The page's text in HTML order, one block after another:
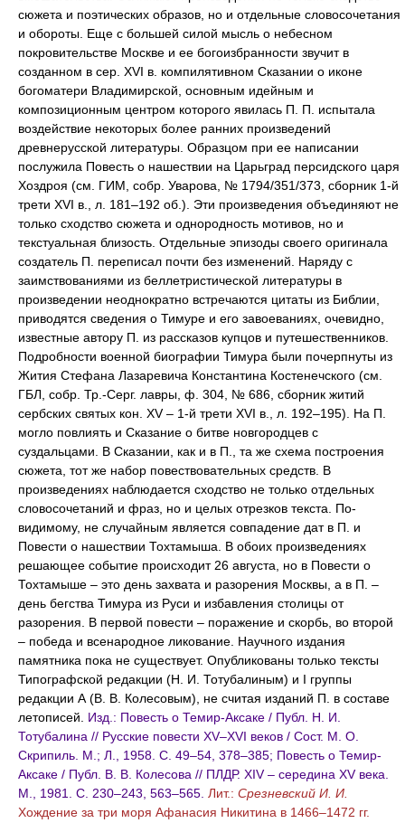
сюжета и поэтических образов, но и отдельные словосочетания
и обороты. Еще с большей силой мысль о небесном
покровительстве Москве и ее богоизбранности звучит в
созданном в сер. XVI в. компилятивном Сказании о иконе
богоматери Владимирской, основным идейным и
композиционным центром которого явилась П. П. испытала
воздействие некоторых более ранних произведений
древнерусской литературы. Образцом при ее написании
послужила Повесть о нашествии на Царьград персидского царя
Хоздроя (см. ГИМ, собр. Уварова, № 1794/351/373, сборник 1-й
трети XVI в., л. 181–192 об.). Эти произведения объединяют не
только сходство сюжета и однородность мотивов, но и
текстуальная близость. Отдельные эпизоды своего оригинала
создатель П. переписал почти без изменений. Наряду с
заимствованиями из беллетристической литературы в
произведении неоднократно встречаются цитаты из Библии,
приводятся сведения о Тимуре и его завоеваниях, очевидно,
известные автору П. из рассказов купцов и путешественников.
Подробности военной биографии Тимура были почерпнуты из
Жития Стефана Лазаревича Константина Костенечского (см.
ГБЛ, собр. Тр.-Серг. лавры, ф. 304, № 686, сборник житий
сербских святых кон. XV – 1-й трети XVI в., л. 192–195). На П.
могло повлиять и Сказание о битве новгородцев с
суздальцами. В Сказании, как и в П., та же схема построения
сюжета, тот же набор повествовательных средств. В
произведениях наблюдается сходство не только отдельных
словосочетаний и фраз, но и целых отрезков текста. По-
видимому, не случайным является совпадение дат в П. и
Повести о нашествии Тохтамыша. В обоих произведениях
решающее событие происходит 26 августа, но в Повести о
Тохтамыше – это день захвата и разорения Москвы, а в П. –
день бегства Тимура из Руси и избавления столицы от
разорения. В первой повести – поражение и скорбь, во второй
– победа и всенародное ликование. Научного издания
памятника пока не существует. Опубликованы только тексты
Типографской редакции (Н. И. Тотубалиным) и I группы
редакции А (В. В. Колесовым), не считая изданий П. в составе
летописей. Изд.: Повесть о Темир-Аксаке / Публ. Н. И.
Тотубалина // Русские повести XV–XVI веков / Сост. М. О.
Скрипиль. М.; Л., 1958. С. 49–54, 378–385; Повесть о Темир-
Аксаке / Публ. В. В. Колесова // ПЛДР. XIV – середина XV века.
М., 1981. С. 230–243, 563–565. Лит.: Срезневский И. И.
Хождение за три моря Афанасия Никитина в 1466–1472 гг.